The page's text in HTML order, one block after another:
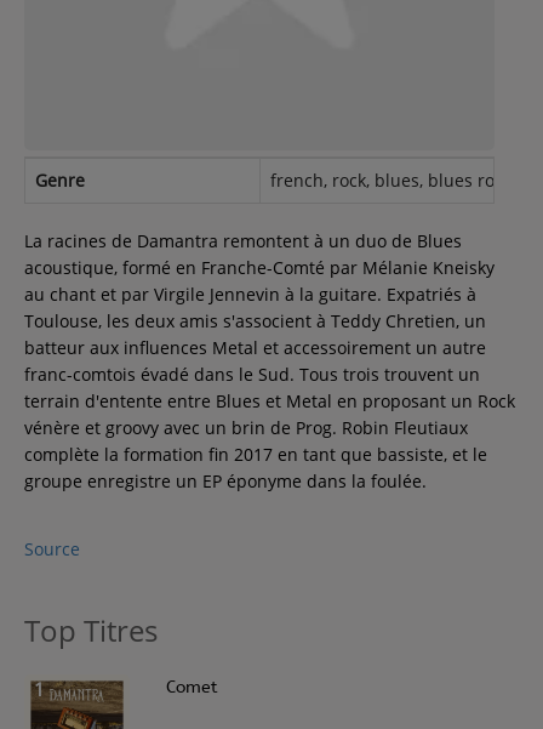
Recherche d'un titre
SE CONNECTER
Genre french, rock, blues, blues rock,
La racines de Damantra remontent à un duo de Blues
acoustique, formé en Franche-Comté par Mélanie Kneisky
au chant et par Virgile Jennevin à la guitare. Expatriés à
Toulouse, les deux amis s'associent à Teddy Chretien, un
batteur aux influences Metal et accessoirement un autre
franc-comtois évadé dans le Sud. Tous trois trouvent un
terrain d'entente entre Blues et Metal en proposant un Rock
vénère et groovy avec un brin de Prog. Robin Fleutiaux
complète la formation fin 2017 en tant que bassiste, et le
groupe enregistre un EP éponyme dans la foulée.
Source
Top Titres
1 Comet